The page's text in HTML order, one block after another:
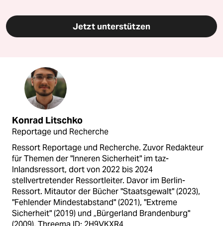
Jetzt unterstützen
Konrad Litschko
Reportage und Recherche
Ressort Reportage und Recherche. Zuvor Redakteur
für Themen der "Inneren Sicherheit" im taz-
Inlandsressort, dort von 2022 bis 2024
stellvertretender Ressortleiter. Davor im Berlin-
Ressort. Mitautor der Bücher "Staatsgewalt" (2023),
"Fehlender Mindestabstand" (2021), "Extreme
Sicherheit" (2019) und „Bürgerland Brandenburg"